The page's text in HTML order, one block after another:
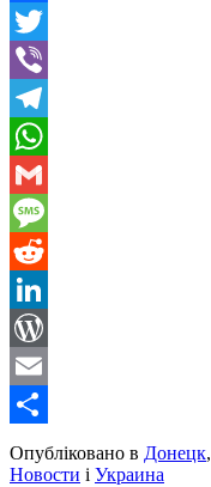
Facebook
Twitter
Viber
Telegram
WhatsApp
Gmail
Message
Reddit
LinkedIn
WordPress
Email
Share
Опубліковано в Донецк,
Новости і Украина